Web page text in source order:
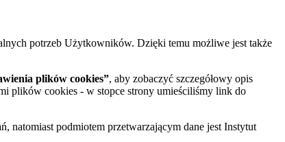
potrzeb Użytkowników. Dzięki temu możliwe jest także
plików cookies”, aby zobaczyć szczegółowy opis
plików cookies - w stopce strony umieściliśmy link do
natomiast podmiotem przetwarzającym dane jest Instytut